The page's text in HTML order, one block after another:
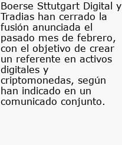
Boerse Sttutgart Digital y
Tradias han cerrado la
fusión anunciada el
pasado mes de febrero,
con el objetivo de crear
un referente en activos
digitales y
criptomonedas, según
han indicado en un
comunicado conjunto.